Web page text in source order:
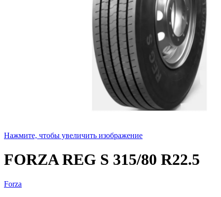
Нажмите, чтобы увеличить изображение
FORZA REG S 315/80 R22.5
Forza